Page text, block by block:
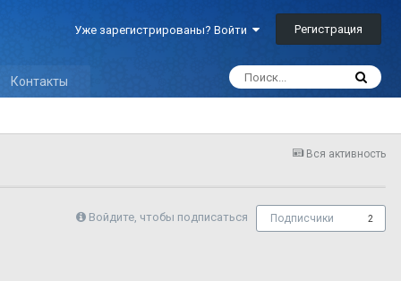
Уже зарегистрированы? Войти Регистрация
Контакты
Вся активность
Войдите, чтобы подписаться Подписчики 2